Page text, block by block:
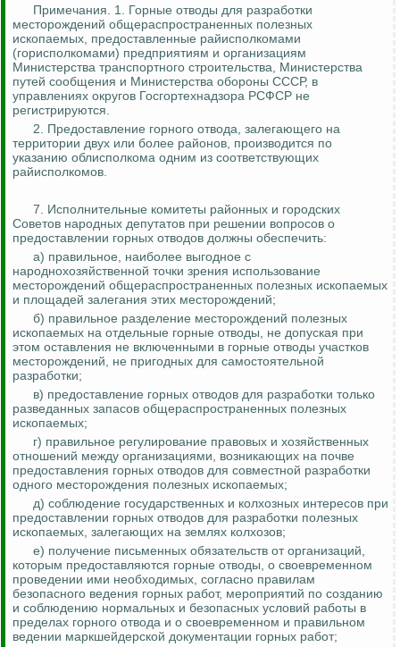
Примечания. 1. Горные отводы для разработки
месторождений общераспространенных полезных
ископаемых, предоставленные райисполкомами
(горисполкомами) предприятиям и организациям
Министерства транспортного строительства, Министерства
путей сообщения и Министерства обороны СССР, в
управлениях округов Госгортехнадзора РСФСР не
регистрируются.
2. Предоставление горного отвода, залегающего на
территории двух или более районов, производится по
указанию облисполкома одним из соответствующих
райисполкомов.
7. Исполнительные комитеты районных и городских
Советов народных депутатов при решении вопросов о
предоставлении горных отводов должны обеспечить:
а) правильное, наиболее выгодное с
народнохозяйственной точки зрения использование
месторождений общераспространенных полезных ископаемых
и площадей залегания этих месторождений;
б) правильное разделение месторождений полезных
ископаемых на отдельные горные отводы, не допуская при
этом оставления не включенными в горные отводы участков
месторождений, не пригодных для самостоятельной
разработки;
в) предоставление горных отводов для разработки только
разведанных запасов общераспространенных полезных
ископаемых;
г) правильное регулирование правовых и хозяйственных
отношений между организациями, возникающих на почве
предоставления горных отводов для совместной разработки
одного месторождения полезных ископаемых;
д) соблюдение государственных и колхозных интересов при
предоставлении горных отводов для разработки полезных
ископаемых, залегающих на землях колхозов;
е) получение письменных обязательств от организаций,
которым предоставляются горные отводы, о своевременном
проведении ими необходимых, согласно правилам
безопасного ведения горных работ, мероприятий по созданию
и соблюдению нормальных и безопасных условий работы в
пределах горного отвода и о своевременном и правильном
ведении маркшейдерской документации горных работ;